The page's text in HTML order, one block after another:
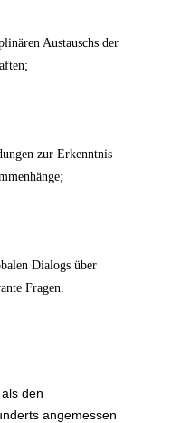
Austauschs der
zur Erkenntnis
Dialogs über
Fragen.
den
angemessen